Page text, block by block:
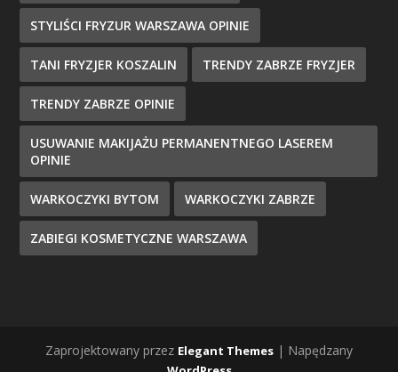
STYLIŚCI FRYZUR WARSZAWA OPINIE
TANI FRYZJER KOSZALIN TRENDY ZABRZE FRYZJER
TRENDY ZABRZE OPINIE
USUWANIE MAKIJAŻU PERMANENTNEGO LASEREM
OPINIE
WARKOCZYKI BYTOM WARKOCZYKI ZABRZE
ZABIEGI KOSMETYCZNE WARSZAWA
Zaprojektowany przez Elegant Themes | Napędzany